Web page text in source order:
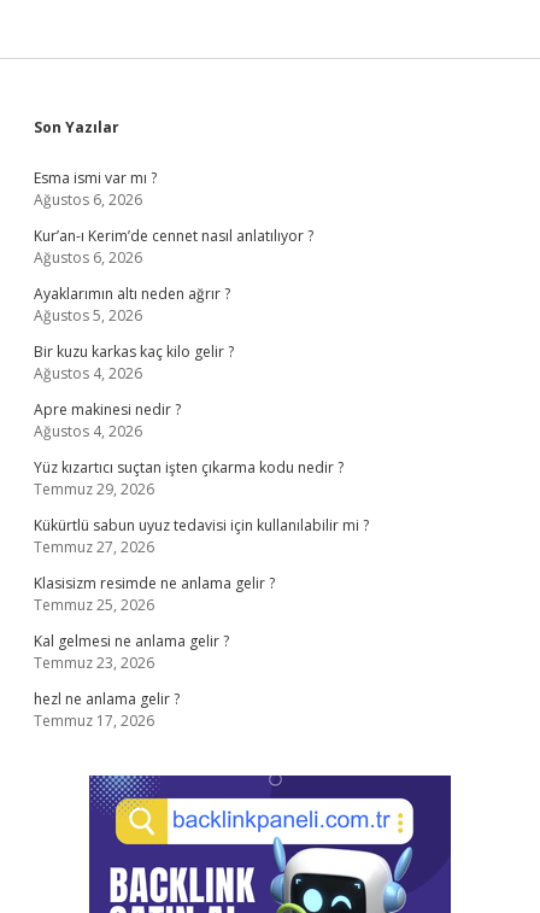
Sidebar
Son Yazılar
Esma ismi var mı ?
Ağustos 6, 2026
Kur’an-ı Kerim’de cennet nasıl anlatılıyor ?
Ağustos 6, 2026
Ayaklarımın altı neden ağrır ?
Ağustos 5, 2026
Bir kuzu karkas kaç kilo gelir ?
Ağustos 4, 2026
Apre makinesi nedir ?
Ağustos 4, 2026
Yüz kızartıcı suçtan işten çıkarma kodu nedir ?
Temmuz 29, 2026
Kükürtlü sabun uyuz tedavisi için kullanılabilir mi ?
Temmuz 27, 2026
Klasisizm resimde ne anlama gelir ?
Temmuz 25, 2026
Kal gelmesi ne anlama gelir ?
Temmuz 23, 2026
hezl ne anlama gelir ?
Temmuz 17, 2026